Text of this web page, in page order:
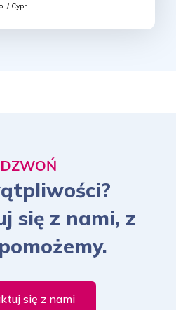
/ Cypr
się z nami, z
się z nami